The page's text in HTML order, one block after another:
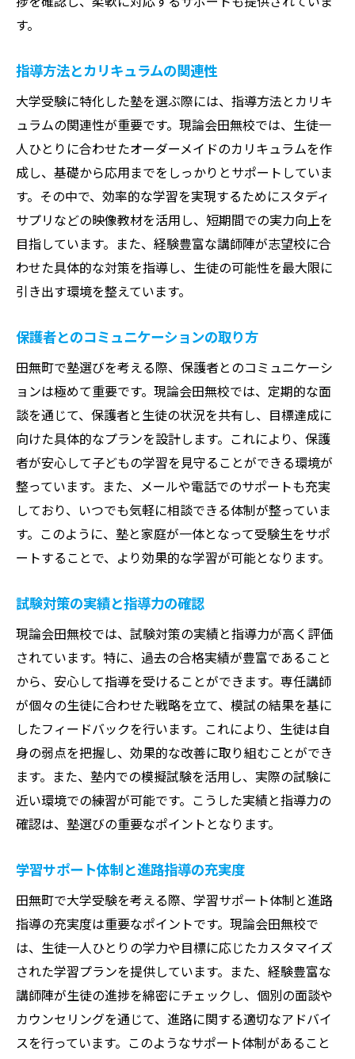
す。
指導方法とカリキュラムの関連性
大学受験に特化した塾を選ぶ際には、指導方法とカリキ
ュラムの関連性が重要です。現論会田無校では、生徒一
人ひとりに合わせたオーダーメイドのカリキュラムを作
成し、基礎から応用までをしっかりとサポートしていま
す。その中で、効率的な学習を実現するためにスタディ
サプリなどの映像教材を活用し、短期間での実力向上を
目指しています。また、経験豊富な講師陣が志望校に合
わせた具体的な対策を指導し、生徒の可能性を最大限に
引き出す環境を整えています。
保護者とのコミュニケーションの取り方
田無町で塾選びを考える際、保護者とのコミュニケーシ
ョンは極めて重要です。現論会田無校では、定期的な面
談を通じて、保護者と生徒の状況を共有し、目標達成に
向けた具体的なプランを設計します。これにより、保護
者が安心して子どもの学習を見守ることができる環境が
整っています。また、メールや電話でのサポートも充実
しており、いつでも気軽に相談できる体制が整っていま
す。このように、塾と家庭が一体となって受験生をサポ
ートすることで、より効果的な学習が可能となります。
試験対策の実績と指導力の確認
現論会田無校では、試験対策の実績と指導力が高く評価
されています。特に、過去の合格実績が豊富であること
から、安心して指導を受けることができます。専任講師
が個々の生徒に合わせた戦略を立て、模試の結果を基に
したフィードバックを行います。これにより、生徒は自
身の弱点を把握し、効果的な改善に取り組むことができ
ます。また、塾内での模擬試験を活用し、実際の試験に
近い環境での練習が可能です。こうした実績と指導力の
確認は、塾選びの重要なポイントとなります。
学習サポート体制と進路指導の充実度
田無町で大学受験を考える際、学習サポート体制と進路
指導の充実度は重要なポイントです。現論会田無校で
は、生徒一人ひとりの学力や目標に応じたカスタマイズ
された学習プランを提供しています。また、経験豊富な
講師陣が生徒の進捗を綿密にチェックし、個別の面談や
カウンセリングを通じて、進路に関する適切なアドバイ
スを行っています。このようなサポート体制があること